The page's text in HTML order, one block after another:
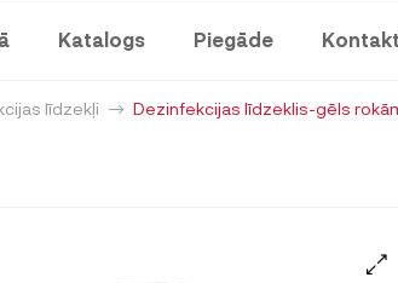
Katalogs Piegāde
līdzekļi Dezinfekcijas līdzeklis-gēls